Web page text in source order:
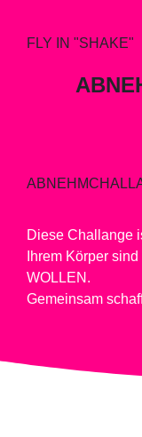
FLY IN "SHAKE"
Diese Challange
Ihrem Körper
WOLLEN.
Gemeinsam